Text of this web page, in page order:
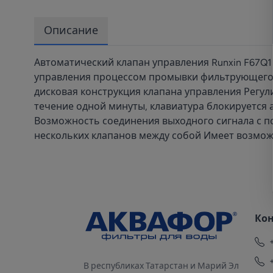
Описание
Автоматический клапан управления Runxin
управления процессом промывки
дисковая конструкция клапана управления
течение одной минуты, клавиатура
Возможность соединения выходного сигнала
нескольких клапанов между собой Имеет
В республиках Татарстан и Марий Эл